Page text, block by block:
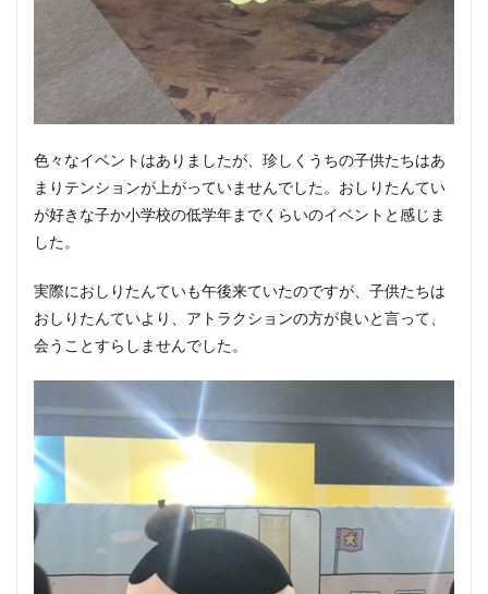
色々なイベントはありましたが、珍しくうちの子供たちはあ
まりテンションが上がっていませんでした。おしりたんてい
が好きな子か小学校の低学年までくらいのイベントと感じま
した。
実際におしりたんていも午後来ていたのですが、子供たちは
おしりたんていより、アトラクションの方が良いと言って、
会うことすらしませんでした。